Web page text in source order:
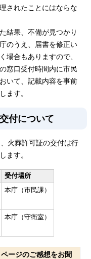
されたことにはならな
結果、不備が見つかり
のうえ、届書を修正い
場合もありますので、
窓口受付時間内に市民
いて、記載内容を事前
ます。
付について
火葬許可証の交付は行
ます。
受付場所
本庁（市民課）
本庁（守衛室）
ージのご感想をお聞